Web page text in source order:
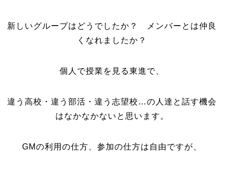
新しいグループはどうでしたか？ メンバーとは仲良
くなれましたか？
個人で授業を見る東進で、
違う高校・違う部活・違う志望校…の人達と話す機会
はなかなかないと思います。
GMの利用の仕方、参加の仕方は自由ですが、